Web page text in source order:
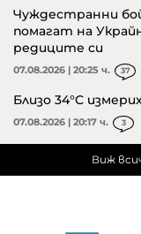
Чуждестранни
помагат на
редиците си
07.08.2026 | 20:25 ч. 37
Близо 34°C
07.08.2026 | 20:17 ч. 3
Виж